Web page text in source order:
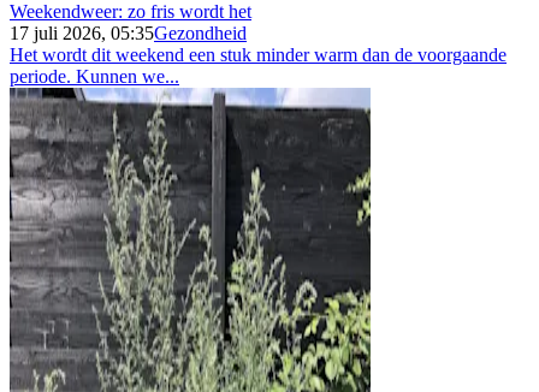
Weekendweer: zo fris wordt het
17 juli 2026, 05:35Gezondheid
Het wordt dit weekend een stuk minder warm dan de voorgaande
periode. Kunnen we...